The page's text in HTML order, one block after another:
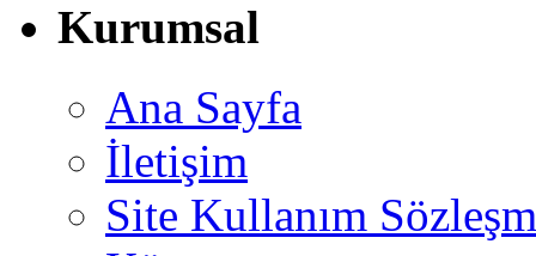
Kurumsal
Ana Sayfa
İletişim
Site Kullanım